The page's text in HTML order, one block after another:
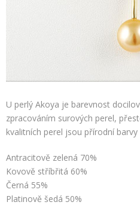
U perlý Akoya je barevnost
zpracováním surových perel,
kvalitních perel jsou přírodní barvy
Antracitově zelená 70%
Kovově stříbřitá 60%
Černá 55%
Platinově šedá 50%